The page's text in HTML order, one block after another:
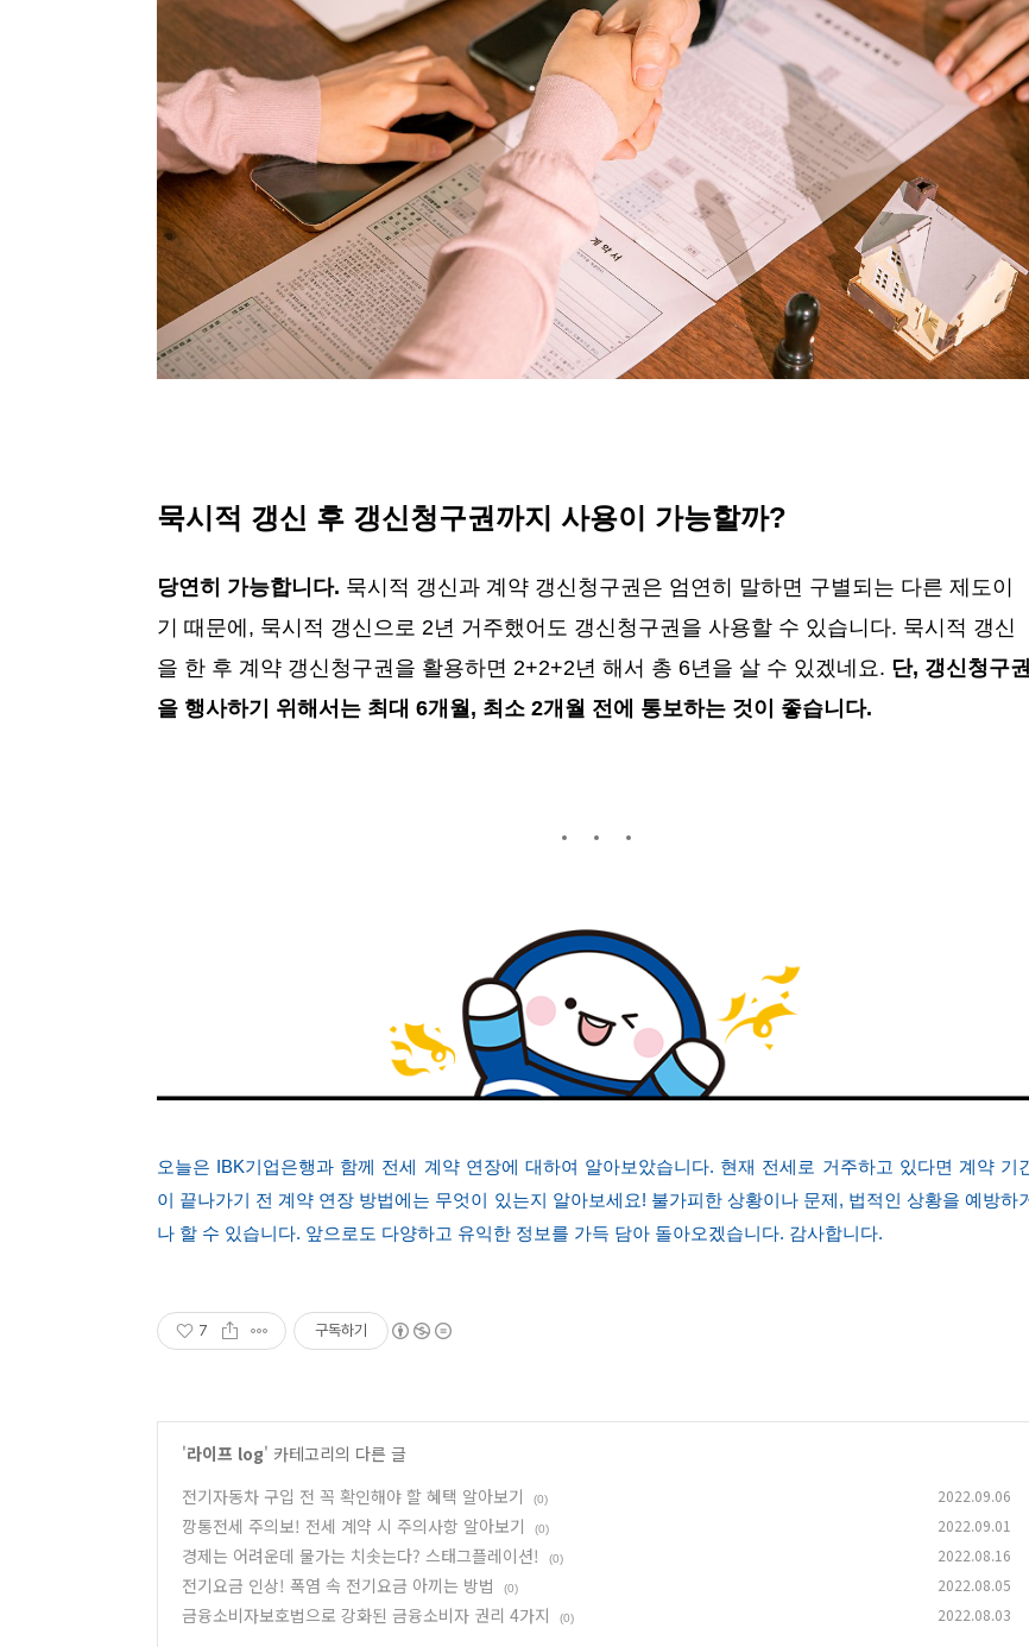
묵시적 갱신 후 갱신청구권까지 사용이 가능할까?
당연히 가능합니다. 묵시적 갱신과 계약 갱신청구권은 엄연히 말하면 구별되는 다른 제도이
기 때문에, 묵시적 갱신으로 2년 거주했어도 갱신청구권을 사용할 수 있습니다. 묵시적 갱신
을 한 후 계약 갱신청구권을 활용하면 2+2+2년 해서 총 6년을 살 수 있겠네요. 단, 갱신청구권
을 행사하기 위해서는 최대 6개월, 최소 2개월 전에 통보하는 것이 좋습니다.
오늘은 IBK기업은행과 함께 전세 계약 연장에 대하여 알아보았습니다. 현재 전세로 거주하고 있다면 계약 기
이 끝나가기 전 계약 연장 방법에는 무엇이 있는지 알아보세요! 불가피한 상황이나 문제, 법적인 상황을 예방하
나 할 수 있습니다. 앞으로도 다양하고 유익한 정보를 가득 담아 돌아오겠습니다. 감사합니다.
7 구독하기
'라이프 log' 카테고리의 다른 글
전기자동차 구입 전 꼭 확인해야 할 혜택 알아보기
(0) 2022.09.06
깡통전세 주의보! 전세 계약 시 주의사항 알아보기 (0) 2022.09.01
경제는 어려운데 물가는 치솟는다? 스태그플레이션! (0) 2022.08.16
전기요금 인상! 폭염 속 전기요금 아끼는 방법 (0) 2022.08.05
금융소비자보호법으로 강화된 금융소비자 권리 4가지 (0) 2022.08.03